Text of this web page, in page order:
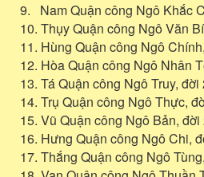
9. Nam Quận công Ngô Khắc
10. Thụy Quận công Ngô Văn
11. Hùng Quận công Ngô
12. Hòa Quận công Ngô Nhân
13. Tá Quận công Ngô Truy, đời
14. Trụ Quận công Ngô Thực,
15. Vũ Quận công Ngô Bản, đời
16. Hưng Quận công Ngô Chi,
17. Thắng Quận công Ngô